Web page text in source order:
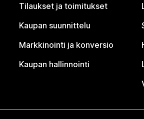
Tilaukset ja toimitukset
Kaupan suunnittelu
Markkinointi ja konversio
Kaupan hallinnointi